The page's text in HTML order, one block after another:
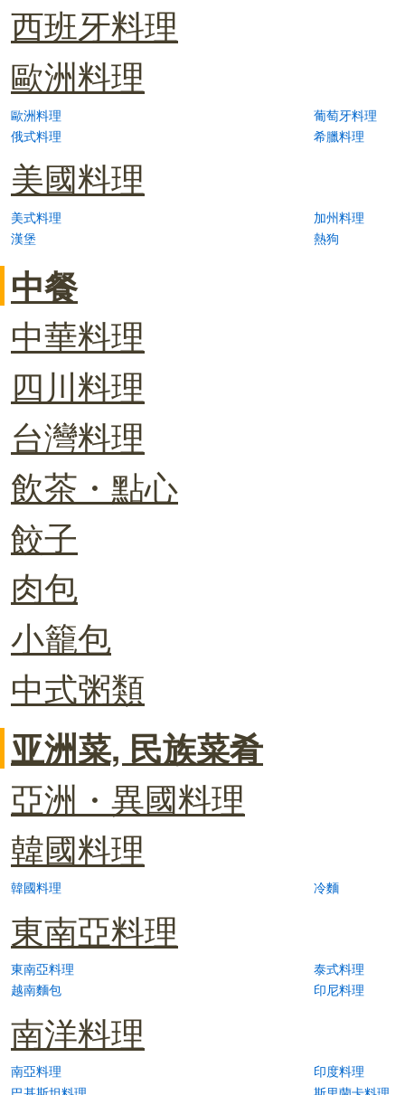
西班牙料理
歐洲料理
歐洲料理
葡萄牙料理
俄式料理
希臘料理
美國料理
美式料理
加州料理
漢堡
熱狗
中餐
中華料理
四川料理
台灣料理
飲茶・點心
餃子
肉包
小籠包
中式粥類
亚洲菜, 民族菜肴
亞洲・異國料理
韓國料理
韓國料理 冷麵
東南亞料理
東南亞料理
泰式料理
越南麵包
印尼料理
南洋料理
南亞料理
印度料理